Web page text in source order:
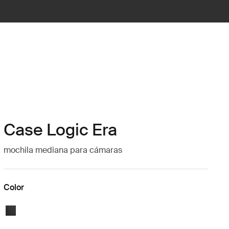
Case Logic Era
mochila mediana para cámaras
Color
Case Logic Era Medium Camera Backpack Negro obsidiana